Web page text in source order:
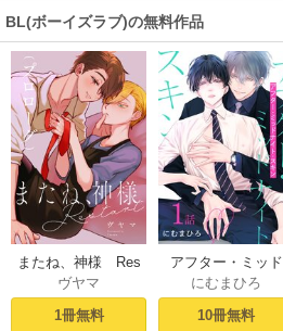
BL(ボーイズラブ)の無料作品
またね、神様 Res
tart［ばら売り］
プロローグ
ヴヤマ
1冊無料
アフター・ミッド
ナイト・スキン
［ばら売り］ 第1話
にむまひろ
10冊無料